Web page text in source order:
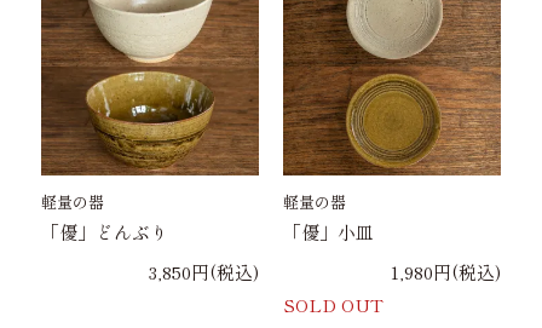
軽量の器
「優」どんぶり
3,850円(税込)
軽量の器
「優」小皿
1,980円(税込)
SOLD OUT